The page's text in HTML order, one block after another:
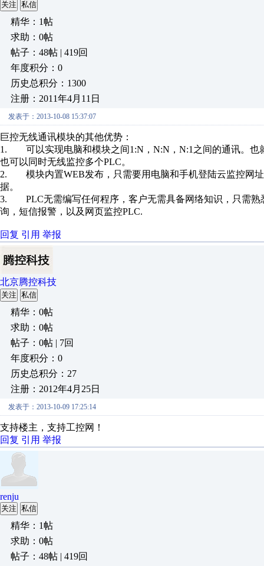
关注 私信
精华：1帖
求助：0帖
帖子：48帖 | 419回
年度积分：0
历史总积分：1300
注册：2011年4月11日
发表于：2013-10-08 15:37:07
巨控无线通讯模块的其他优势：
1. 可以实现电脑和模块之间1:N，N:N，N:1之间的通讯。也
也可以同时无线监控多个PLC。
2. 模块内置WEB发布，只需要用电脑和手机登陆云监控网址
据。
3. PLC无需编写任何程序，客户无需具备网络知识，只需熟
询，短信报警，以及网页监控PLC.
回复 引用 举报
北京腾控科技
关注 私信
精华：0帖
求助：0帖
帖子：0帖 | 7回
年度积分：0
历史总积分：27
注册：2012年4月25日
发表于：2013-10-09 17:25:14
支持楼主，支持工控网！
回复 引用 举报
renju
关注 私信
精华：1帖
求助：0帖
帖子：48帖 | 419回